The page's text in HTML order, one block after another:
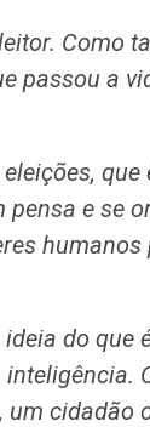
Como
passou a
e se
do que
cidadão